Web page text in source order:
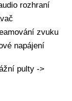
rozhraní
zvuku
napájení
pulty ->